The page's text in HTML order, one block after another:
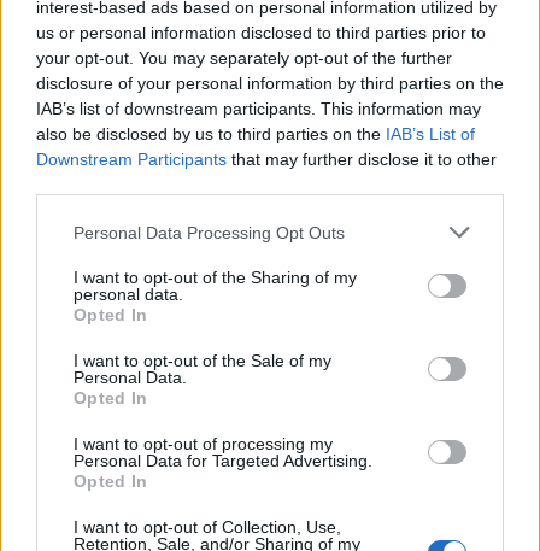
interest-based ads based on personal information utilized by
us or personal information disclosed to third parties prior to
your opt-out. You may separately opt-out of the further
disclosure of your personal information by third parties on the
IAB’s list of downstream participants. This information may
also be disclosed by us to third parties on the IAB’s List of
Downstream Participants that may further disclose it to other
Personal Data Processing Opt Outs
I want to opt-out of the Sharing of my
personal data.
Opted In
I want to opt-out of the Sale of my
Personal Data.
Opted In
I want to opt-out of processing my
Personal Data for Targeted Advertising.
Opted In
I want to opt-out of Collection, Use,
Retention, Sale, and/or Sharing of my
18/01/2009
Baptista travolge la Samp di
Cassano
18/01/2009
"Il quarto posto dipende dalla
Roma"
18/01/2009
Roma, notte da brividi